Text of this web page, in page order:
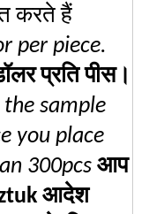
करते हैं
per piece.
प्रति पीस।
sample
you place
300pcs आप
आदेश